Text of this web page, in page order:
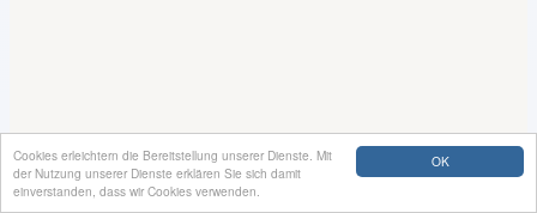
OK
Cookies erleichtern die Bereitstellung unserer Dienste. Mit
der Nutzung unserer Dienste erklären Sie sich damit
einverstanden, dass wir Cookies verwenden.